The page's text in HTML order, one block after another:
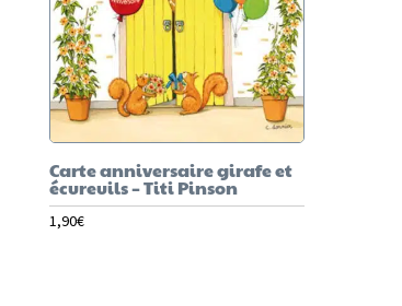
Carte anniversaire girafe et
écureuils – Titi Pinson
1,90€